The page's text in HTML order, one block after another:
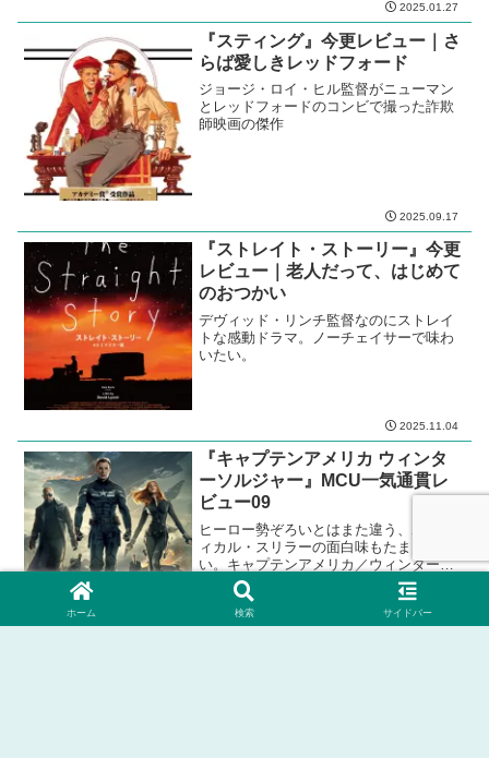
2025.01.27
『スティング』今更レビュー｜さ
らば愛しきレッドフォード
ジョージ・ロイ・ヒル監督がニューマン
とレッドフォードのコンビで撮った詐欺
師映画の傑作
2025.09.17
『ストレイト・ストーリー』今更
レビュー｜老人だって、はじめて
のおつかい
デヴィッド・リンチ監督なのにストレイ
トな感動ドラマ。ノーチェイサーで味わ
いたい。
2025.11.04
『キャプテンアメリカ ウィンタ
ーソルジャー』MCU一気通貫レ
ビュー09
ヒーロー勢ぞろいとはまた違う、ポリテ
ィカル・スリラーの面白味もたまにはい
い。キャプテンアメリカ／ウィンターソ
ルジャー。
ホーム 検索 サイドバー